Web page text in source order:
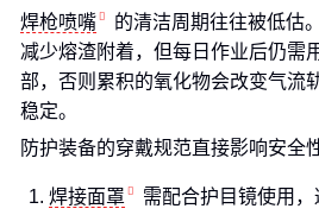
焊枪喷嘴 的清洁周期往往被低估。
减少熔渣附着，但每日作业后仍需
部，否则累积的氧化物会改变气流
稳定。
防护装备的穿戴规范直接影响安全性
焊接面罩
需配合护目镜使用